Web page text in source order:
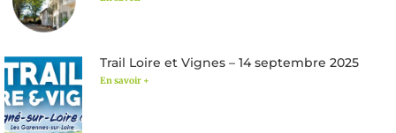
Trail Loire et Vignes – 14 septembre 2025
En savoir +